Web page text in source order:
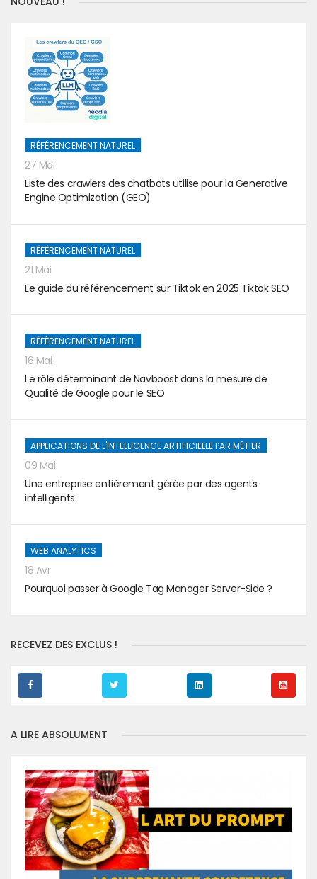
RÉFÉRENCEMENT NATUREL
27 Mai
Liste des crawlers des chatbots utilise pour la Generative
Engine Optimization (GEO)
RÉFÉRENCEMENT NATUREL
21 Mai
Le guide du référencement sur Tiktok en 2025 Tiktok SEO
RÉFÉRENCEMENT NATUREL
16 Mai
Le rôle déterminant de Navboost dans la mesure de
Qualité de Google pour le SEO
APPLICATIONS DE L'INTELLIGENCE ARTIFICIELLE PAR MÉTIER
09 Mai
Une entreprise entièrement gérée par des agents
intelligents
WEB ANALYTICS
18 Avr
Pourquoi passer à Google Tag Manager Server-Side ?
RECEVEZ DES EXCLUS !
A LIRE ABSOLUMENT